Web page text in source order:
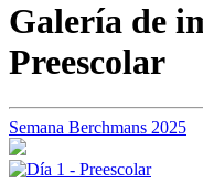
Galería de
Preescolar
Semana Berchmans 2025